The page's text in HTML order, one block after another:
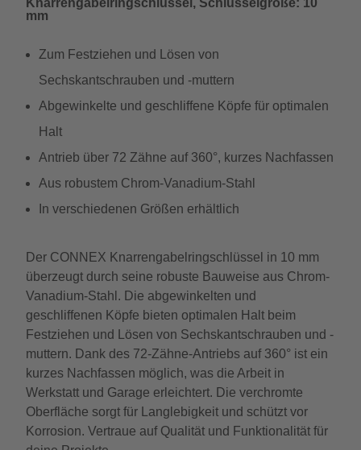
Knarrengabelringschlüssel, Schlüsselgröße: 10
mm
Zum Festziehen und Lösen von
Sechskantschrauben und -muttern
Abgewinkelte und geschliffene Köpfe für optimalen
Halt
Antrieb über 72 Zähne auf 360°, kurzes Nachfassen
Aus robustem Chrom-Vanadium-Stahl
In verschiedenen Größen erhältlich
Der CONNEX Knarrengabelringschlüssel in 10 mm
überzeugt durch seine robuste Bauweise aus Chrom-
Vanadium-Stahl. Die abgewinkelten und
geschliffenen Köpfe bieten optimalen Halt beim
Festziehen und Lösen von Sechskantschrauben und -
muttern. Dank des 72-Zähne-Antriebs auf 360° ist ein
kurzes Nachfassen möglich, was die Arbeit in
Werkstatt und Garage erleichtert. Die verchromte
Oberfläche sorgt für Langlebigkeit und schützt vor
Korrosion. Vertraue auf Qualität und Funktionalität für